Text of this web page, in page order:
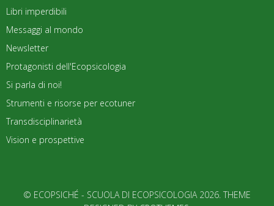
Libri imperdibili
Messaggi al mondo
Newsletter
Protagonisti dell'Ecopsicologia
Si parla di noi!
Strumenti e risorse per ecotuner
Transdisciplinarietà
Vision e prospettive
© ECOPSICHÉ - SCUOLA DI ECOPSICOLOGIA 2026. THEME